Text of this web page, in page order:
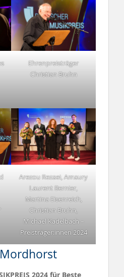
Ehrenpreisträger
Christian Bruhn
Arezou Rezaei, Amaury
Laurent Bernier,
Martina Eisenreich,
Christian Bruhn,
Michael Kadelbach –
Preisträger:innen 2024
Mordhorst
2024 für Beste